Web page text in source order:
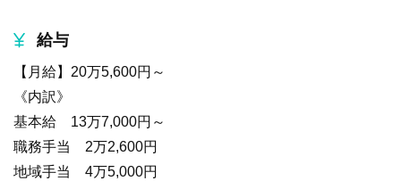
給与
【月給】20万5,600円～
《内訳》
基本給 13万7,000円～
職務手当 2万2,600円
地域手当 4万5,000円